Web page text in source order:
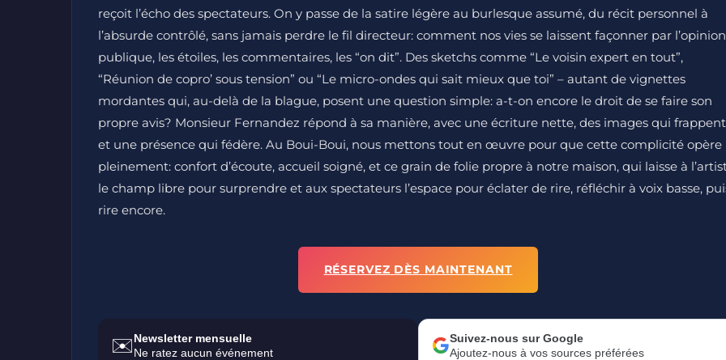
reçoit l’écho des spectateurs. On y passe de la satire légère au burlesque assumé, du récit personnel à
l’absurde contrôlé, sans jamais perdre le fil directeur: comment nos vies se laissent façonner par l’opinion
publique, les étoiles, les commentaires, les “on dit”. Des sketchs comme “Le voisin expert en tout”,
“Réunion de copro’ sous tension” ou “Le micro-ondes qui sait mieux que toi” – autant de vignettes
mordantes qui, au-delà de la blague, posent une question simple: a-t-on encore le droit de se faire son
propre avis? Monsieur Fernandez répond à sa manière, avec une écriture nette, des images qui frappent
et une présence qui fédère. Au Boui-Boui, nous mettons tout en œuvre pour que cette complicité opère
pleinement: confort d’écoute, accueil soigné, et ce grain de folie propre à notre maison, qui laisse à
le champ libre pour surprendre et aux spectateurs l’espace pour éclater de rire, réfléchir à voix basse,
rire encore.
RÉSERVEZ DÈS MAINTENANT
✉️Newsletter mensuelle
Ne ratez aucun événement
Suivez-nous sur Google
Ajoutez-nous à vos sources préférées